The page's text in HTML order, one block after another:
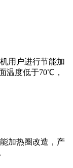
用户进行节能加
温度低于70℃，
加热圈改造，产